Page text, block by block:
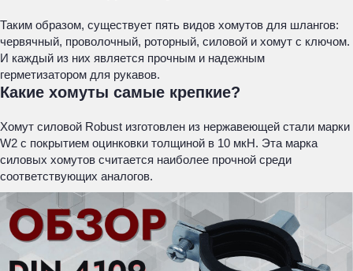
Таким образом, существует пять видов хомутов для шлангов:
червячный, проволочный, роторный, силовой и хомут с ключом.
И каждый из них является прочным и надежным
герметизатором для рукавов.
Какие хомуты самые крепкие?
Хомут силовой Robust изготовлен из нержавеющей стали марки
W2 с покрытием оцинковки толщиной в 10 мкН. Эта марка
силовых хомутов считается наиболее прочной среди
соответствующих аналогов.